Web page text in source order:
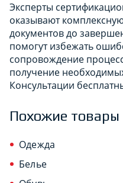
Эксперты
оказывают
документов до
помогут избежать
сопровождение
получение
Консультации
Похожие товары
Одежда
Белье